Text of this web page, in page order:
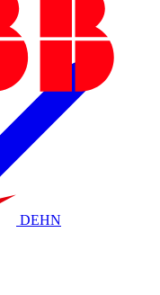
DEHN